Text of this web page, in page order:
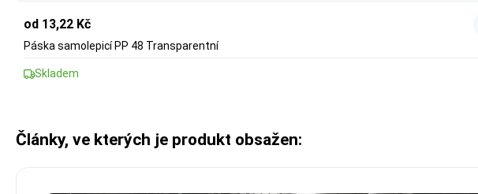
od 13,22 Kč
Páska samolepicí PP 48 Transparentní
Skladem
Články, ve kterých je produkt obsažen: